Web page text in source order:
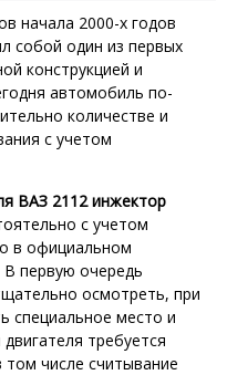
начала 2000-х годов
собой один из первых
конструкцией и
автомобиль по-
количестве и
с учетом
ВАЗ 2112 инжектор
с учетом
в официальном
В первую очередь
осмотреть, при
специальное место и
требуется
том числе считывание